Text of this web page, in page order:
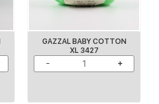
GAZZAL BABY COTTON
XL 3427